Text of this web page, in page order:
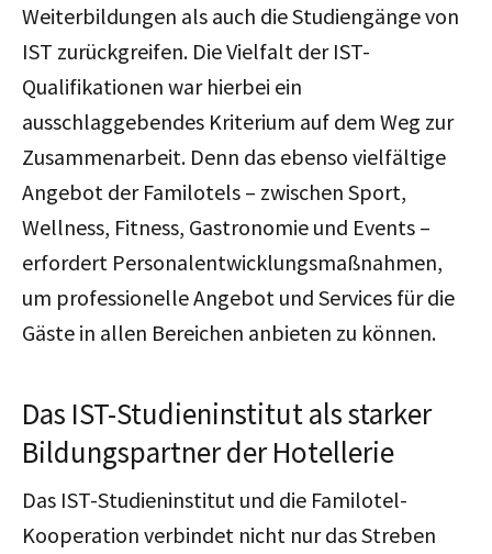
Weiterbildungen als auch die Studiengänge von
IST zurückgreifen. Die Vielfalt der IST-
Qualifikationen war hierbei ein
ausschlaggebendes Kriterium auf dem Weg zur
Zusammenarbeit. Denn das ebenso vielfältige
Angebot der Familotels – zwischen Sport,
Wellness, Fitness, Gastronomie und Events –
erfordert Personalentwicklungsmaßnahmen,
um professionelle Angebot und Services für die
Gäste in allen Bereichen anbieten zu können.
Das IST-Studieninstitut als starker
Bildungspartner der Hotellerie
Das IST-Studieninstitut und die Familotel-
Kooperation verbindet nicht nur das Streben